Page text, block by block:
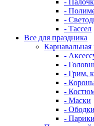
-
-
-
- Тассел
Все для праздника
-
-
- Грим,
-
-
- Маски
- Ободки
- Парики